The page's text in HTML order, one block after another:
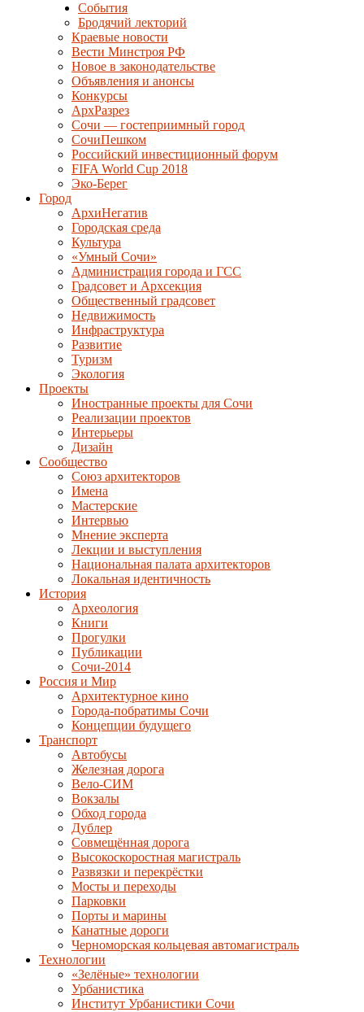
События
Бродячий лекторий
Краевые новости
Вести Минстроя РФ
Новое в законодательстве
Объявления и анонсы
Конкурсы
АрхРазрез
Сочи — гостеприимный город
СочиПешком
Российский инвестиционный форум
FIFA World Cup 2018
Эко-Берег
Город
АрхиНегатив
Городская среда
Культура
«Умный Сочи»
Администрация города и ГСС
Градсовет и Архсекция
Общественный градсовет
Недвижимость
Инфраструктура
Развитие
Туризм
Экология
Проекты
Иностранные проекты для Сочи
Реализации проектов
Интерьеры
Дизайн
Сообщество
Союз архитекторов
Имена
Мастерские
Интервью
Мнение эксперта
Лекции и выступления
Национальная палата архитекторов
Локальная идентичность
История
Археология
Книги
Прогулки
Публикации
Сочи-2014
Россия и Мир
Архитектурное кино
Города-побратимы Сочи
Концепции будущего
Транспорт
Автобусы
Железная дорога
Вело-СИМ
Вокзалы
Обход города
Дублер
Совмещённая дорога
Высокоскоростная магистраль
Развязки и перекрёстки
Мосты и переходы
Парковки
Порты и марины
Канатные дороги
Черноморская кольцевая автомагистраль
Технологии
«Зелёные» технологии
Урбанистика
Институт Урбанистики Сочи